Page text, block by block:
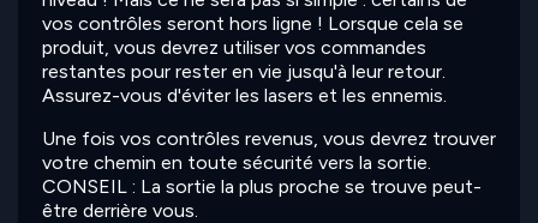
vos contrôles seront hors ligne ! Lorsque cela se
produit, vous devrez utiliser vos commandes
restantes pour rester en vie jusqu'à leur retour.
Assurez-vous d'éviter les lasers et les ennemis.
Une fois vos contrôles revenus, vous devrez trouver
votre chemin en toute sécurité vers la sortie.
CONSEIL : La sortie la plus proche se trouve peut-
être derrière vous.